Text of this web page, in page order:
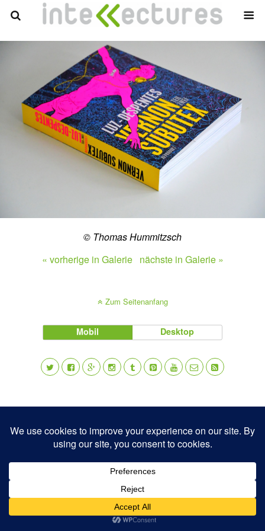
© Thomas Hummitzsch
« vorherige in Galerie nächste in Galerie »
Zum Seitenanfang
Mobil Desktop